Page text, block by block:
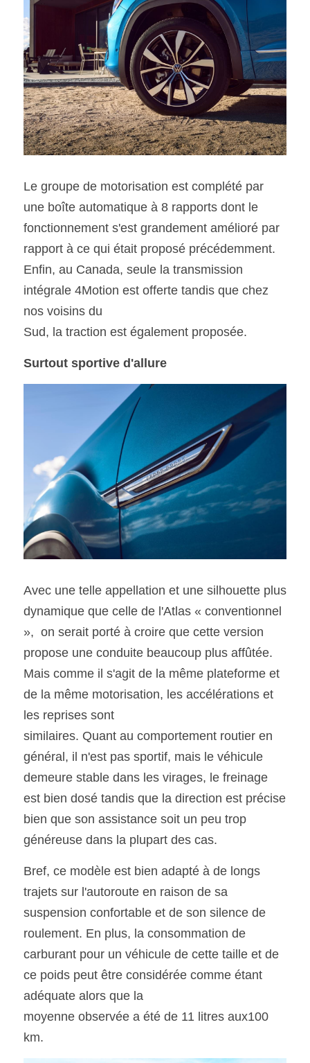
Le groupe de motorisation est complété par
une boîte automatique à 8 rapports dont le
fonctionnement s'est grandement amélioré par
rapport à ce qui était proposé précédemment.
Enfin, au Canada, seule la transmission
intégrale 4Motion est offerte tandis que chez
nos voisins du
Sud, la traction est également proposée.
Surtout sportive d'allure
Avec une telle appellation et une silhouette plus
dynamique que celle de l'Atlas « conventionnel
»,  on serait porté à croire que cette version
propose une conduite beaucoup plus affûtée.
Mais comme il s'agit de la même plateforme et
de la même motorisation, les accélérations et
les reprises sont
similaires. Quant au comportement routier en
général, il n'est pas sportif, mais le véhicule
demeure stable dans les virages, le freinage
est bien dosé tandis que la direction est précise
bien que son assistance soit un peu trop
généreuse dans la plupart des cas.
Bref, ce modèle est bien adapté à de longs
trajets sur l'autoroute en raison de sa
suspension confortable et de son silence de
roulement. En plus, la consommation de
carburant pour un véhicule de cette taille et de
ce poids peut être considérée comme étant
adéquate alors que la
moyenne observée a été de 11 litres aux100
km.